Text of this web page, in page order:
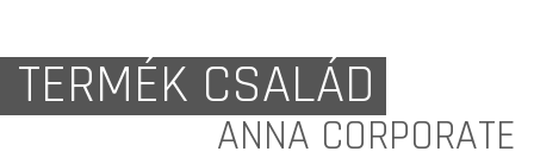
TERMÉK CSALÁD
ANNA CORPORATE